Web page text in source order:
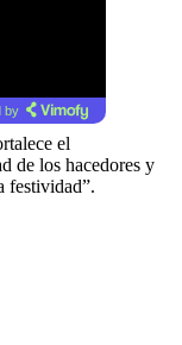
by
el
de los hacedores y
festividad”.